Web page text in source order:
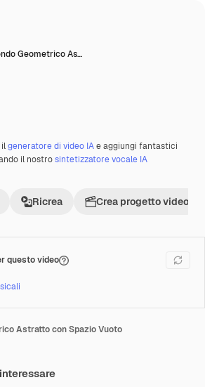
Geometrico As…
ilgeneratore di video IAe aggiungi fantastici
il nostrosintetizzatore vocale IA
Ricrea Crea progetto video
questo video
Astratto con Spazio Vuoto